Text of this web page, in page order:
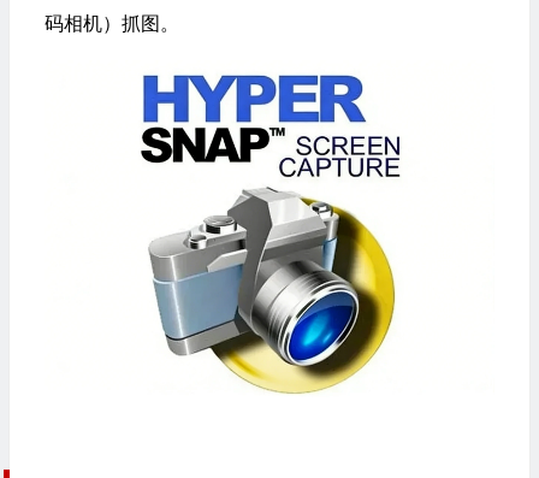
码相机）抓图。